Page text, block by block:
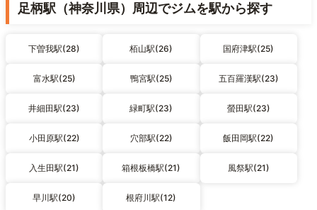
足柄駅（神奈川県）周辺でジムを駅から探す
下曽我駅(28) 栢山駅(26) 国府津駅(25)
富水駅(25) 鴨宮駅(25) 五百羅漢駅(23)
井細田駅(23) 緑町駅(23) 螢田駅(23)
小田原駅(22) 穴部駅(22) 飯田岡駅(22)
入生田駅(21) 箱根板橋駅(21) 風祭駅(21)
早川駅(20) 根府川駅(12)